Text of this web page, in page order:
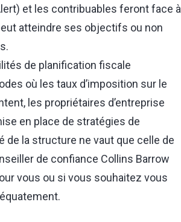
) et les contribuables feront face à
atteindre ses objectifs ou non
de planification fiscale
où les taux d’imposition sur le
les propriétaires d’entreprise
en place de stratégies de
de la structure ne vaut que celle de
de confiance Collins Barrow
vous ou si vous souhaitez vous